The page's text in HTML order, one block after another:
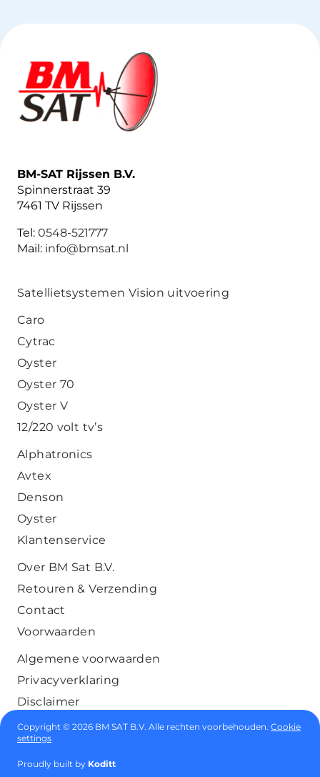
BM-SAT Rijssen B.V.
Spinnerstraat 39
7461 TV Rijssen
Tel: 0548-521777
Mail: info@bmsat.nl
Satellietsystemen Vision uitvoering
Caro
Cytrac
Oyster
Oyster 70
Oyster V
12/220 volt tv’s
Alphatronics
Avtex
Denson
Oyster
Klantenservice
Over BM Sat B.V.
Retouren & Verzending
Contact
Voorwaarden
Algemene voorwaarden
Privacyverklaring
Disclaimer
Copyright © 2026 BM SAT B.V. Alle rechten voorbehouden. Cookie
settings
Proudly built by Koditt